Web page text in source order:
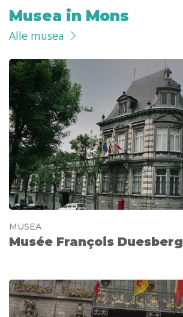
Musea in Mons
Alle musea
MUSEA
Musée François Duesberg